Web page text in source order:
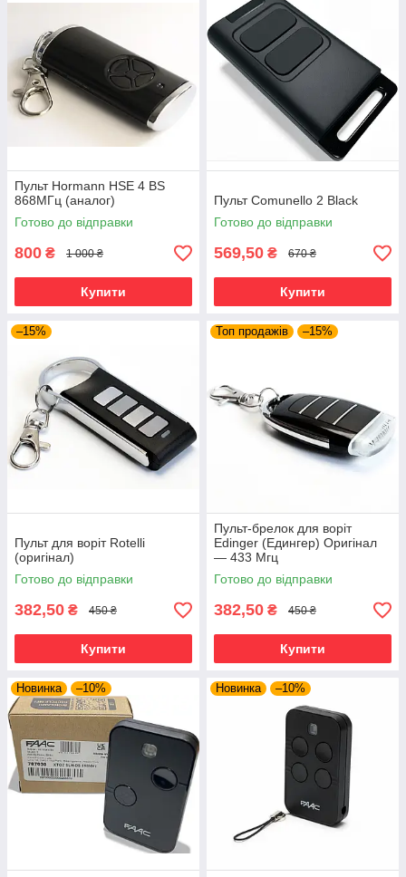
Пульт Hormann HSE 4 BS
868МГц (аналог)
Готово до відправки
800 ₴ 1 000 ₴
Купити
Пульт Comunello 2 Black
Готово до відправки
569,50 ₴ 670 ₴
Купити
–15%
Пульт для воріт Rotelli
(оригінал)
Готово до відправки
382,50 ₴ 450 ₴
Купити
Топ продажів –15%
Пульт-брелок для воріт
Edinger (Едингер) Оригінал
— 433 Мгц
Готово до відправки
382,50 ₴ 450 ₴
Купити
Новинка –10% Новинка –10%